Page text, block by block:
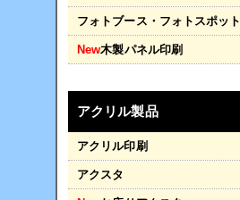
フォトブース・フォトスポット
New木製パネル印刷
アクリル製品
アクリル印刷
アクスタ